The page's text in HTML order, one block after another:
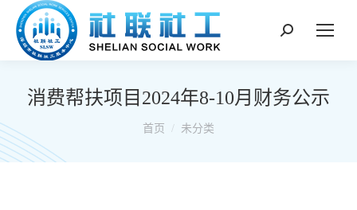
搜
消费帮扶项目2024年8-10月财务公示
你在这里：
首页 未分类